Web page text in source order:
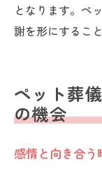
となります。ペ
謝を形にするこ
ペット葬
の機会
感情と向き合う